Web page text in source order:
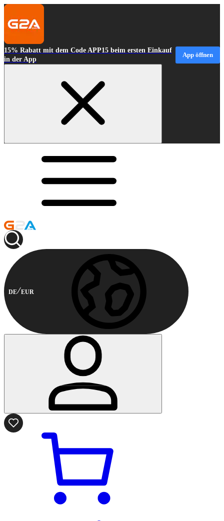
15% Rabatt mit dem Code APP15 beim ersten Einkauf
in der App
App öffnen
DE EUR